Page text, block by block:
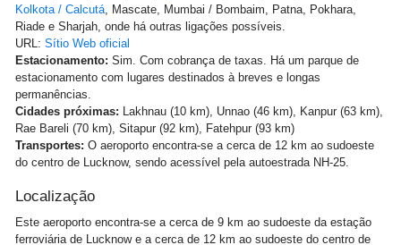
Kolkota / Calcutá, Mascate, Mumbai / Bombaim, Patna, Pokhara,
Riade e Sharjah, onde há outras ligações possíveis.
URL: Sítio Web oficial
Estacionamento: Sim. Com cobrança de taxas. Há um parque de
estacionamento com lugares destinados à breves e longas
permanências.
Cidades próximas: Lakhnau (10 km), Unnao (46 km), Kanpur (63 km),
Rae Bareli (70 km), Sitapur (92 km), Fatehpur (93 km)
Transportes: O aeroporto encontra-se a cerca de 12 km ao sudoeste
do centro de Lucknow, sendo acessível pela autoestrada NH-25.
Localização
Este aeroporto encontra-se a cerca de 9 km ao sudoeste da estação
ferroviária de Lucknow e a cerca de 12 km ao sudoeste do centro de